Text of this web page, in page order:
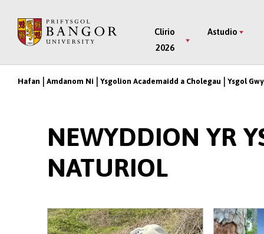
Main
Menu
Clirio
2026
Astudio
Breadcrumb
Hafan Amdanom Ni Ysgolion Academaidd a Cholegau Ysgol
NEWYDDION YR
NATURIOL